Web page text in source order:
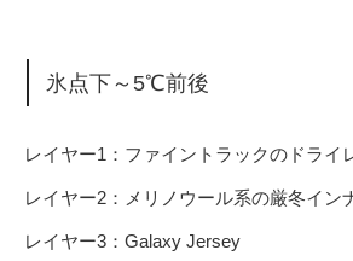
氷点下～5℃前後
レイヤー1：ファイントラックのドライ
レイヤー2：メリノウール系の厳冬イン
レイヤー3：Galaxy Jersey